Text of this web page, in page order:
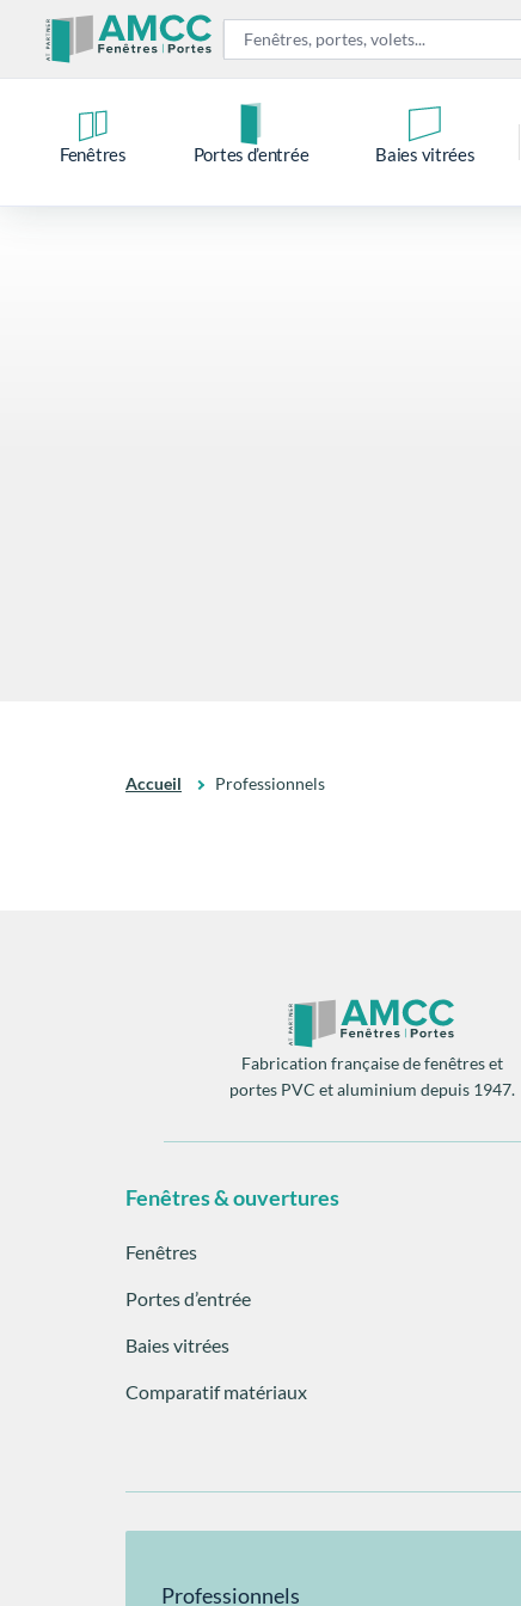
Fenêtres Portes d’entrée Baies vitrées
Accueil Professionnels
Fabrication française de fenêtres et
portes PVC et aluminium depuis 1947.
Fenêtres & ouvertures
Fenêtres
Portes d’entrée
Baies vitrées
Comparatif matériaux
Professionnels